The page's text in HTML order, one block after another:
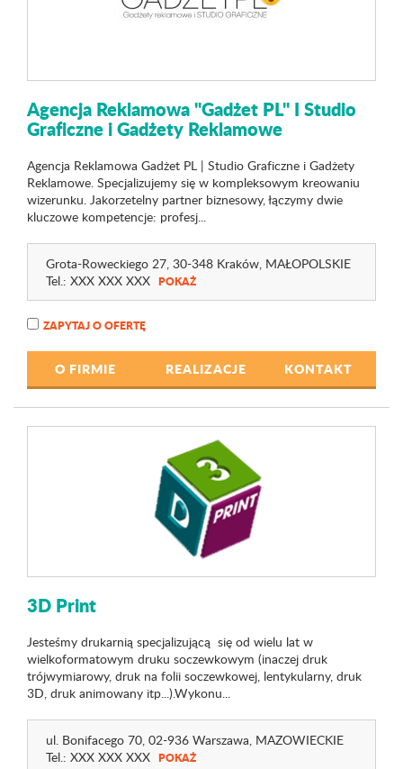
Agencja Reklamowa "Gadżet PL" I Studio
Graficzne i Gadżety Reklamowe
Agencja Reklamowa Gadżet PL | Studio Graficzne i Gadżety
Reklamowe. Specjalizujemy się w kompleksowym kreowaniu
wizerunku. Jakorzetelny partner biznesowy, łączymy dwie
kluczowe kompetencje: profesj...
Grota-Roweckiego 27, 30-348 Kraków, MAŁOPOLSKIE
Tel.: XXX XXX XXX POKAŻ
ZAPYTAJ O OFERTĘ
O FIRMIE REALIZACJE KONTAKT
3D Print
Jesteśmy drukarnią specjalizującą się od wielu lat w
wielkoformatowym druku soczewkowym (inaczej druk
trójwymiarowy, druk na folii soczewkowej, lentykularny, druk
3D, druk animowany itp...).Wykonu...
ul. Bonifacego 70, 02-936 Warszawa, MAZOWIECKIE
Tel.: XXX XXX XXX POKAŻ